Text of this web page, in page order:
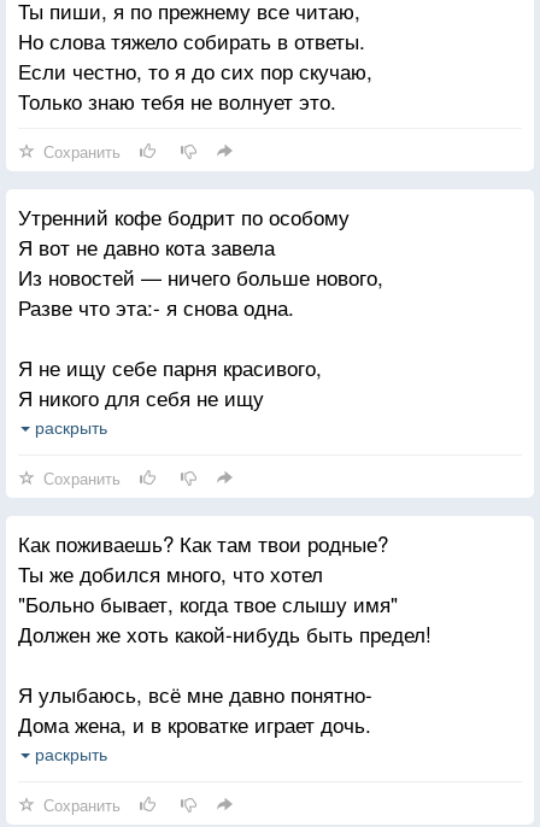
Не стала ему другом, а могла.
Ты пиши, я по прежнему все читаю,
Но слова тяжело собирать в ответы.
Если честно, то я до сих пор скучаю,
Только знаю тебя не волнует это.
Сохранить
Утренний кофе бодрит по особому
Я вот не давно кота завела
Из новостей — ничего больше нового,
Разве что эта:- я снова одна.
Я не ищу себе парня красивого,
Я никого для себя не ищу
Помню тебя: кареглазого, сильного.
Утренний кофе допит по обычному,
Глажу по шерсти немого кота
И признаюсь, что одной не привычно мне,
В каждом прохожем я вижу тебя.
раскрыть
Сохранить
Как поживаешь? Как там твои родные?
Ты же добился много, что хотел
"Больно бывает, когда твое слышу имя"
Должен же хоть какой-нибудь быть предел!
Я улыбаюсь, всё мне давно понятно-
Дома жена, и в кроватке играет дочь.
Сказку прочти о царстве ей тридевятом
раскрыть
Сохранить